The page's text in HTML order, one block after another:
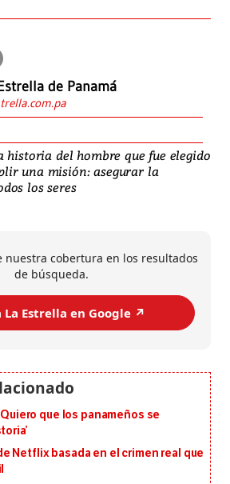
de Panamá
historia del hombre que fue elegido
una misión: asegurar la
los seres
nuestra cobertura en los resultados
de búsqueda.
La Estrella en Google ↗️
que los panameños se
Netflix basada en el crimen real que